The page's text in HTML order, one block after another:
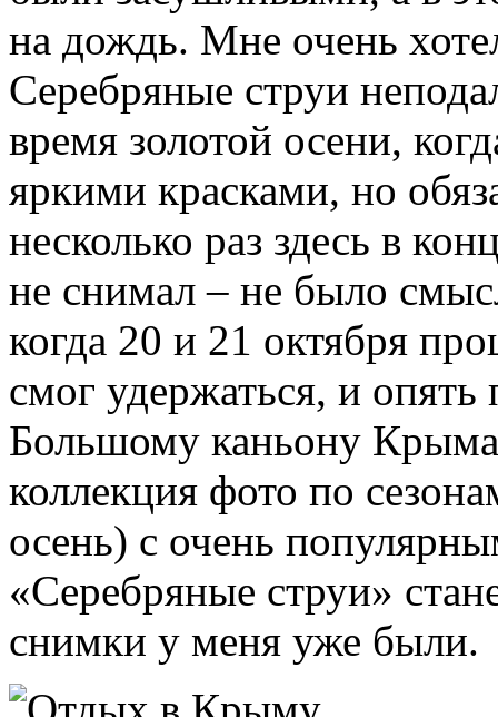
на дождь. Мне очень
Серебряные струи
время золотой осени,
яркими красками, но
несколько раз здесь в
не снимал – не было
когда 20 и 21 октября
смог удержаться, и опять
Большому каньону
коллекция фото по
осень) с очень
«Серебряные струи»
снимки у меня уже были.